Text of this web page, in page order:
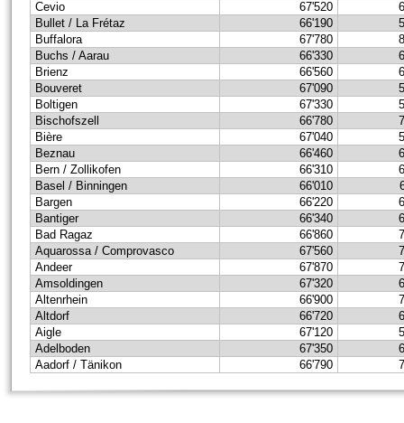
Cevio
67'520
Bullet / La Frétaz
66'190
Buffalora
67'780
Buchs / Aarau
66'330
Brienz
66'560
Bouveret
67'090
Boltigen
67'330
Bischofszell
66'780
Bière
67'040
Beznau
66'460
Bern / Zollikofen
66'310
Basel / Binningen
66'010
Bargen
66'220
Bantiger
66'340
Bad Ragaz
66'860
Aquarossa / Comprovasco
67'560
Andeer
67'870
Amsoldingen
67'320
Altenrhein
66'900
Altdorf
66'720
Aigle
67'120
Adelboden
67'350
Aadorf / Tänikon
66'790